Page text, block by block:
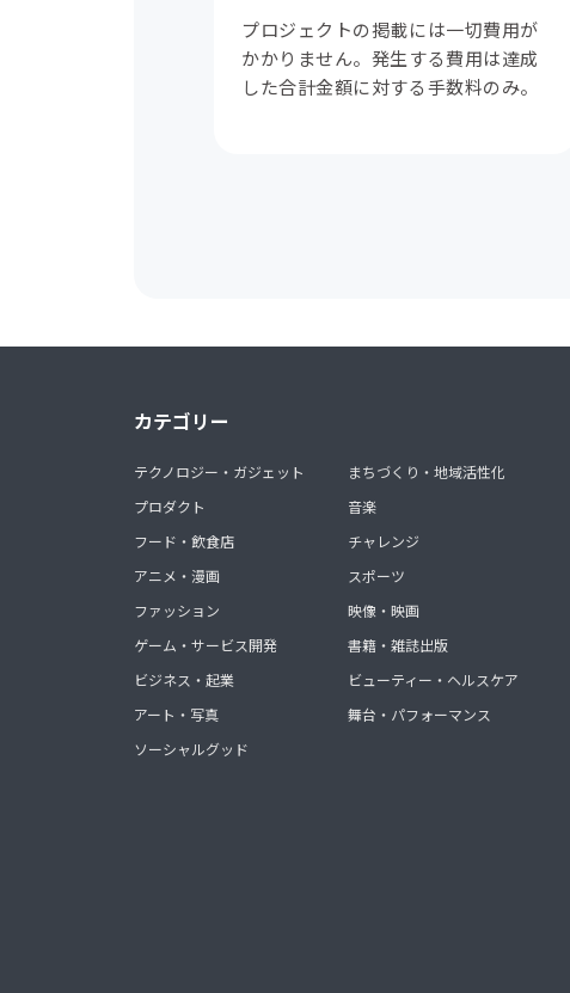
プロジェクトの掲載には一切費用が
かかりません。発生する費用は達成
した合計金額に対する手数料のみ。
カテゴリー
テクノロジー・ガジェット
プロダクト
フード・飲食店
アニメ・漫画
ファッション
ゲーム・サービス開発
ビジネス・起業
アート・写真
ソーシャルグッド
まちづくり・地域活性化
音楽
チャレンジ
スポーツ
映像・映画
書籍・雑誌出版
ビューティー・ヘルスケア
舞台・パフォーマンス